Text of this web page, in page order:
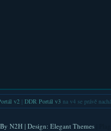
v2| DDR Portál v3na v4 se právě
By N2H| Design: Elegant Themes